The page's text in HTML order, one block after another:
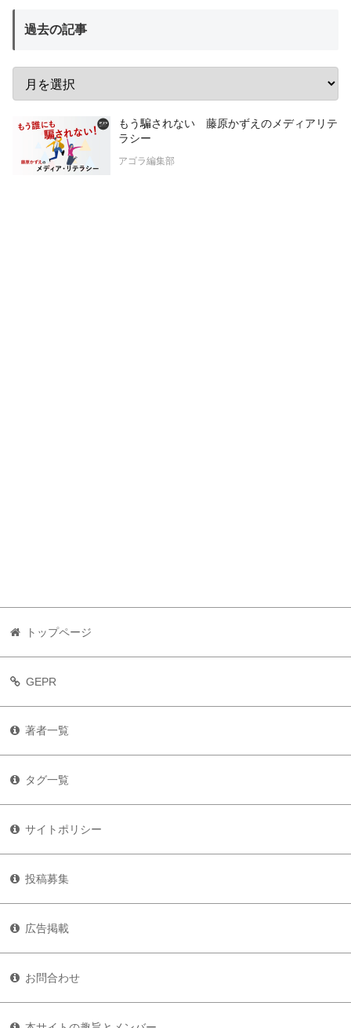
過去の記事
もう騙されない 藤原かずえのメディアリテ
ラシー
アゴラ編集部
トップページ
GEPR
著者一覧
タグ一覧
サイトポリシー
投稿募集
広告掲載
お問合わせ